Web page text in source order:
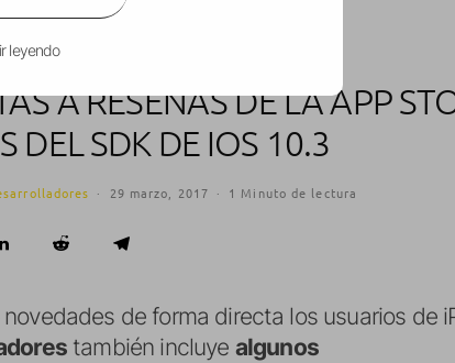
A RESEÑAS DE LA APP
DEL SDK DE IOS 10.3
· 29 marzo, 2017 · 1 Minuto de lectura
de forma directa los usuarios de
también incluye algunos
leyendo